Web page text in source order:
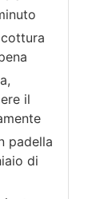
il
padella
di